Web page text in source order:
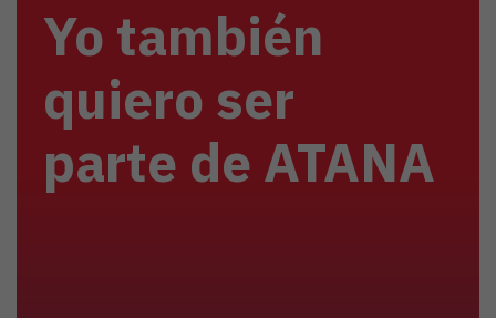
Yo también
quiero ser
parte de ATANA